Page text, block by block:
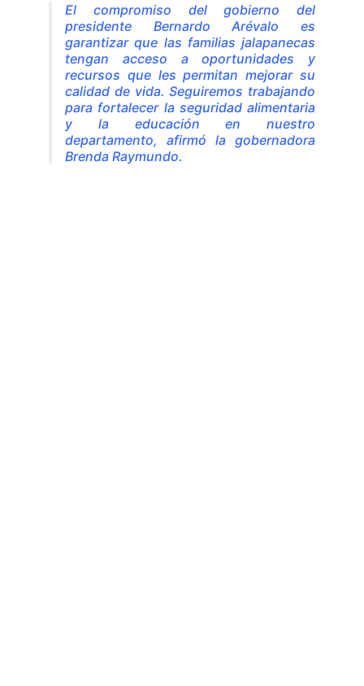
El compromiso del gobierno del
presidente Bernardo Arévalo es
garantizar que las familias jalapanecas
tengan acceso a oportunidades y
recursos que les permitan mejorar su
calidad de vida. Seguiremos trabajando
para fortalecer la seguridad alimentaria
y la educación en nuestro
departamento, afirmó la gobernadora
Brenda Raymundo.